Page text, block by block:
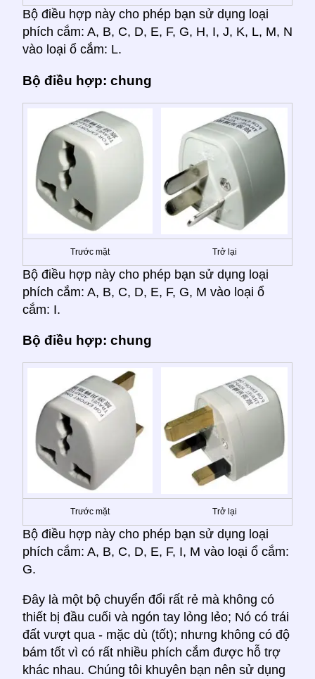
Bộ điều hợp này cho phép bạn sử dụng loại
phích cắm: A, B, C, D, E, F, G, H, I, J, K, L, M, N
vào loại ổ cắm: L.
Bộ điều hợp: chung
Trước mặt Trở lại
Bộ điều hợp này cho phép bạn sử dụng loại
phích cắm: A, B, C, D, E, F, G, M vào loại ổ
cắm: I.
Bộ điều hợp: chung
Trước mặt Trở lại
Bộ điều hợp này cho phép bạn sử dụng loại
phích cắm: A, B, C, D, E, F, I, M vào loại ổ cắm:
G.
Đây là một bộ chuyển đổi rất rẻ mà không có
thiết bị đầu cuối và ngón tay lỏng lẻo; Nó có trái
đất vượt qua - mặc dù (tốt); nhưng không có độ
bám tốt vì có rất nhiều phích cắm được hỗ trợ
khác nhau. Chúng tôi khuyên bạn nên sử dụng